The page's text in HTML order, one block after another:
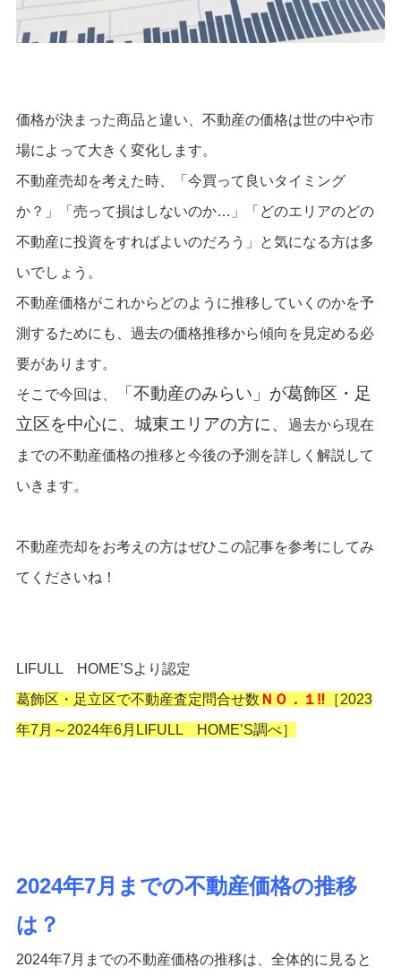
価格が決まった商品と違い、不動産の価格は世の中や市
場によって大きく変化します。
不動産売却を考えた時、「今買って良いタイミング
か？」「売って損はしないのか…」「どのエリアのどの
不動産に投資をすればよいのだろう」と気になる方は多
いでしょう。
不動産価格がこれからどのように推移していくのかを予
測するためにも、過去の価格推移から傾向を見定める必
要があります。
そこで今回は、
「 不動産のみらい 」が葛飾区・足
立区を中心に、城東エリアの方に、
過去から現在
までの不動産価格の推移と今後の予測を詳しく解説して
いきます。
不動産売却をお考えの方はぜひこの記事を参考にしてみ
てくださいね！
LIFULL HOME’Sより認定
葛飾区・足立区で不動産査定問合せ数 ＮＯ．１‼ ［2023
年7月～2024年6月LIFULL HOME’S調べ］
2024年7月までの不動産価格の推移
は？
2024年7月までの不動産価格の推移は、全体的に見ると